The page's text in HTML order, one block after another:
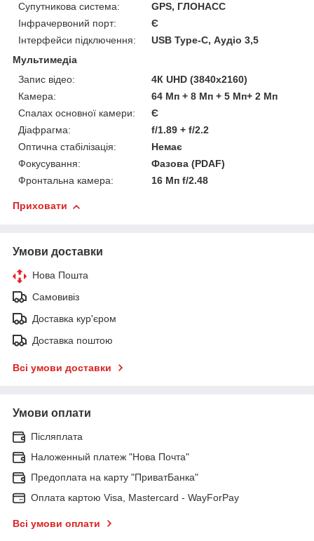
Супутникова система:
GPS, ГЛОНАСС
Інфрачервоний порт:
Є
Інтерфейси підключення:
USB Type-C, Аудіо 3,5
Мультимедіа
Запис відео:
4К UHD (3840x2160)
Камера:
64 Мп + 8 Мп + 5 Мп+ 2 Мп
Спалах основної камери:
Є
Діафрагма:
f/1.89 + f/2.2
Оптична стабілізація:
Немає
Фокусування:
Фазова (PDAF)
Фронтальна камера:
16 Мп f/2.48
Приховати
Умови доставки
Нова Пошта
Самовивіз
Доставка кур'єром
Доставка поштою
Всі умови доставки
Умови оплати
Післяплата
Наложенный платеж "Нова Почта"
Предоплата на карту "ПриватБанка"
Оплата картою Visa, Mastercard - WayForPay
Всі умови оплати